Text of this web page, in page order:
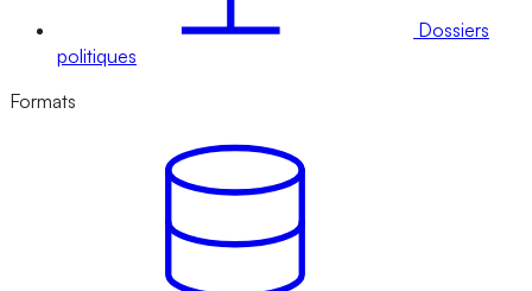
Dossiers
politiques
Formats